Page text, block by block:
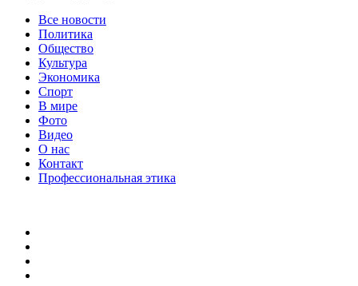
Все новости
Политика
Общество
Культура
Экономика
Спорт
В мире
Фото
Видео
О нас
Контакт
Профессиональная этика